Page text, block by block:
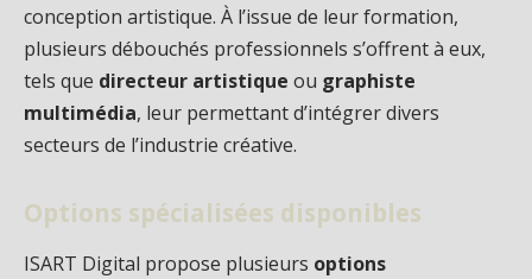
conception artistique. À l’issue de leur formation,
plusieurs débouchés professionnels s’offrent à eux,
tels que directeur artistique ou graphiste
multimédia, leur permettant d’intégrer divers
secteurs de l’industrie créative.
Options spécialisées disponibles
ISART Digital propose plusieurs options